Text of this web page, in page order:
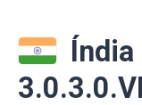
Índia